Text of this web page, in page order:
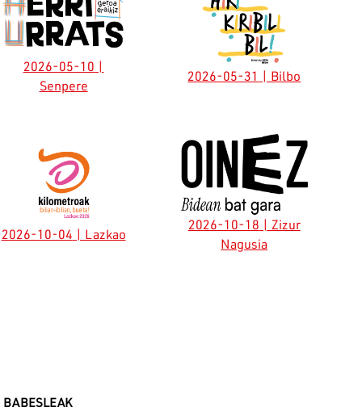
2026-05-10 |
Senpere
2026-05-31 | Bilbo
2026-10-04 | Lazkao
2026-10-18 | Zizur
Nagusia
BABESLEAK